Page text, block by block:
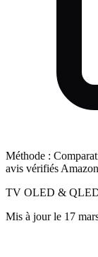
Méthode :
avis vérifiés
TV OLED &
Mis à jour le 17